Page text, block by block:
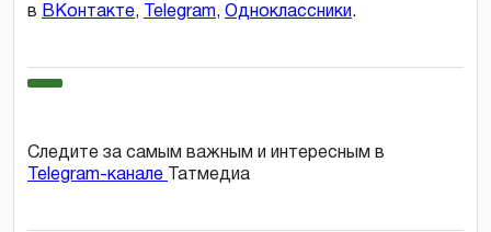
в ВКонтакте, Telegram, Одноклассники.
Следите за самым важным и интересным в
Telegram-канале
Татмедиа